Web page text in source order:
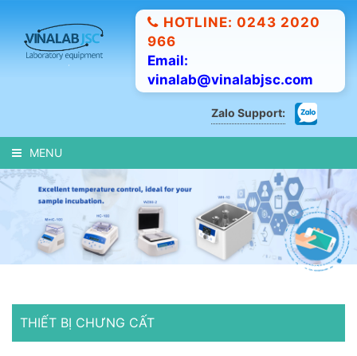
HOTLINE: 0243 2020
966
Email:
vinalab@vinalabjsc.com
Zalo Support:
MENU
THIẾT BỊ CHƯNG CẤT